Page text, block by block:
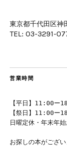
東京都千代田区神
TEL: 03-3291-
営業時間
【平日】11:00ー
【祭日】11:00ー
日曜定休・年末年
お探しの本がござ